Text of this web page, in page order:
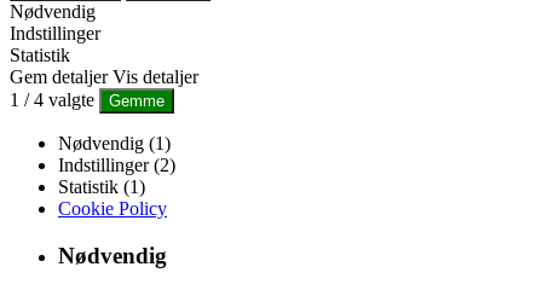
Nødvendig
Indstillinger
Statistik
Gem detaljer Vis detaljer
1 /4 valgte Gemme
Nødvendig (1)
Indstillinger (2)
Statistik (1)
Cookie Policy
Nødvendig